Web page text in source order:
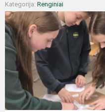
Kategorija: Renginiai